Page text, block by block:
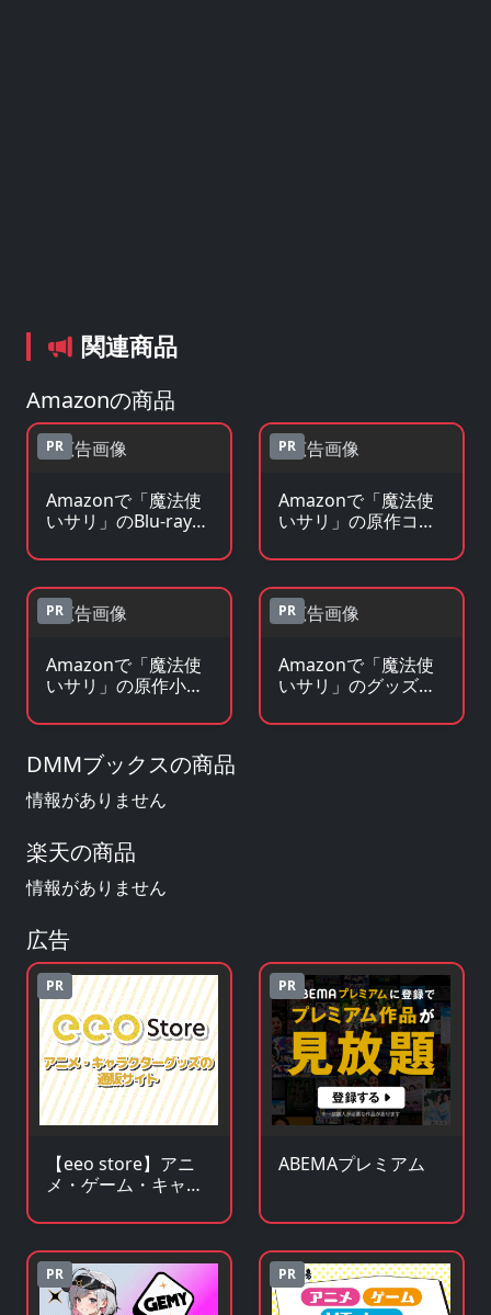
関連商品
Amazonの商品
PR
Amazonで「魔法使
いサリ」のBlu-ray・
PR
Amazonで「魔法使
いサリ」の原作コミ
PR
Amazonで「魔法使
いサリ」の原作小
PR
Amazonで「魔法使
いサリ」のグッズ・
DMMブックスの商品
情報がありません
楽天の商品
情報がありません
広告
PR
【eeo store】アニ
メ・ゲーム・キャラ
サイト
PR
ABEMAプレミアム
PR PR